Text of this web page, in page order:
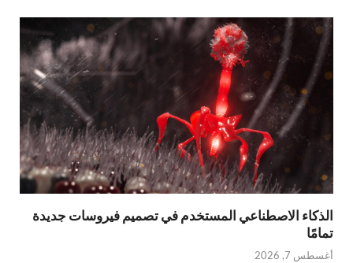
الذكاء الاصطناعي المستخدم في تصميم فيروسات جديدة
تمامًا
أغسطس 7, 2026